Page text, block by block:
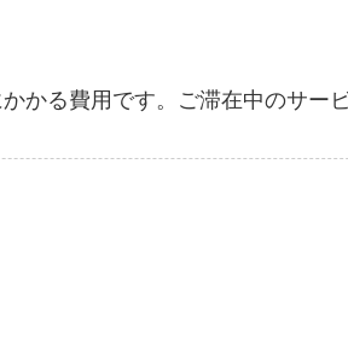
かる費用です。ご滞在中のサー